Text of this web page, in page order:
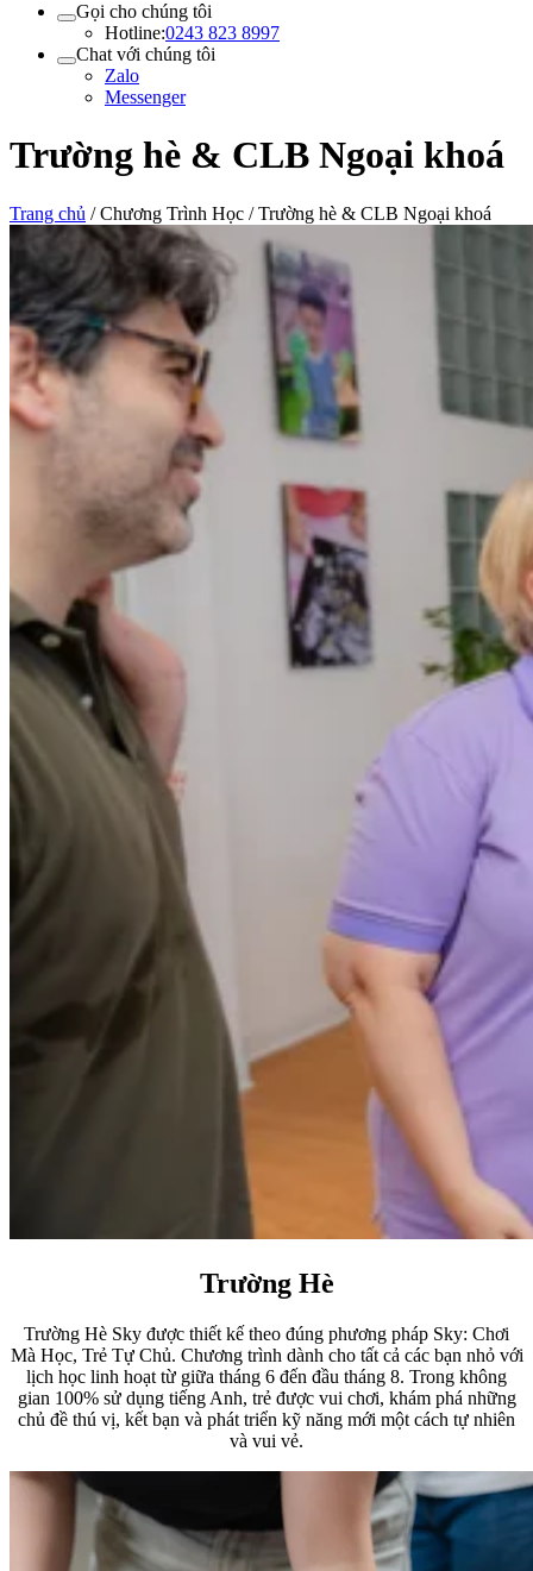
Gọi cho chúng tôi
Hotline:0243 823 8997
Chat với chúng tôi
Zalo
Messenger
Trường hè & CLB Ngoại khoá
Trang chủ / Chương Trình Học / Trường hè & CLB Ngoại khoá
Trường Hè
Trường Hè Sky được thiết kế theo đúng phương pháp Sky: Chơi
Mà Học, Trẻ Tự Chủ. Chương trình dành cho tất cả các bạn nhỏ với
lịch học linh hoạt từ giữa tháng 6 đến đầu tháng 8. Trong không
gian 100% sử dụng tiếng Anh, trẻ được vui chơi, khám phá những
chủ đề thú vị, kết bạn và phát triển kỹ năng mới một cách tự nhiên
và vui vẻ.